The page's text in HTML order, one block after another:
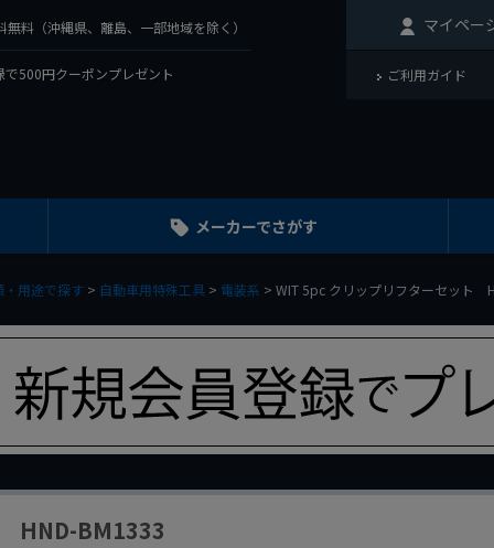
料（沖縄県、離島、一部地域を除く）
で500円クーポンプレゼント
マイペー
ご利用ガイド
メーカーでさがす
・用途で探す 自動車用特殊工具 電装系 WIT 5pc クリップリフターセット
HND-BM1333